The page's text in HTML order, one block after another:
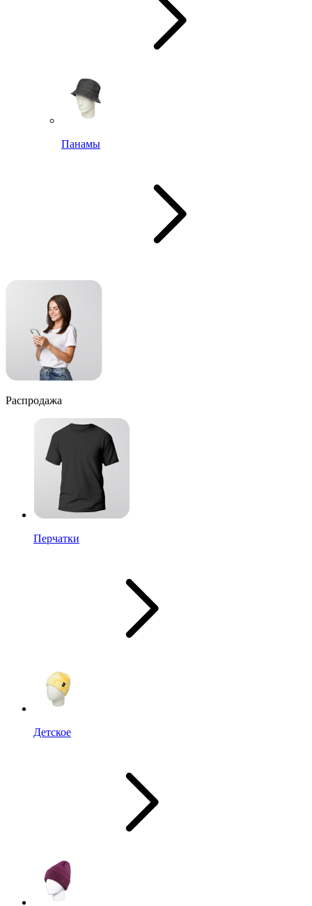
Панамы
Распродажа
Перчатки
Детское